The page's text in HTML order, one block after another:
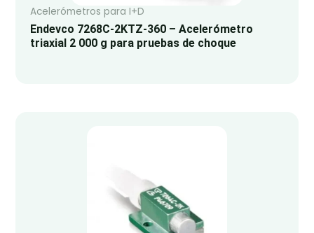
Acelerómetros para I+D
Endevco 7268C-2KTZ-360 – Acelerómetro
triaxial 2 000 g para pruebas de choque